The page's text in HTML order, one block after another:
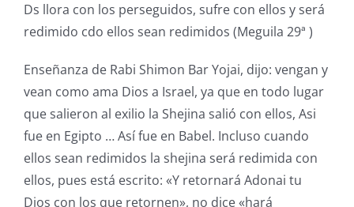
Ds llora con los perseguidos, sufre con ellos y será
redimido cdo ellos sean redimidos (Meguila 29ª )
Enseñanza de Rabi Shimon Bar Yojai, dijo: vengan y
vean como ama Dios a Israel, ya que en todo lugar
que salieron al exilio la Shejina salió con ellos, Asi
fue en Egipto … Así fue en Babel. Incluso cuando
ellos sean redimidos la shejina será redimida con
ellos, pues está escrito: «Y retornará Adonai tu
Dios con los que retornen», no dice «hará